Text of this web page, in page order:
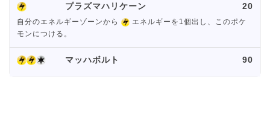
プラズマハリケーン 20
自分のエネルギーゾーンから
エネルギーを1個出し、このポケ
モンにつける。
マッハボルト 90